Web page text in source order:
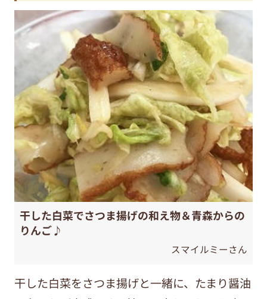
干した白菜でさつま揚げの和え物＆青森からの
りんご♪
スマイルミーさん
干した白菜をさつま揚げと一緒に、たまり醤油